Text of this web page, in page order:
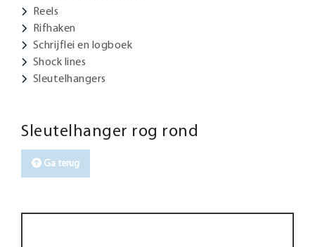
Reels
Rifhaken
Schrijflei en logboek
Shock lines
Sleutelhangers
Sleutelhanger rog rond
Ga terug